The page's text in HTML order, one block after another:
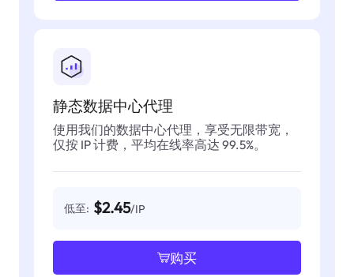
静态数据中心代理
使用我们的数据中心代理，享受无限带宽，
仅按 IP 计费，平均在线率高达 99.5%。
低至: $2.45/IP
购买